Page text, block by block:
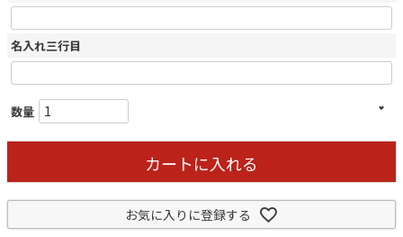
名入れ三行目
カートに入れる
お気に入りに登録する